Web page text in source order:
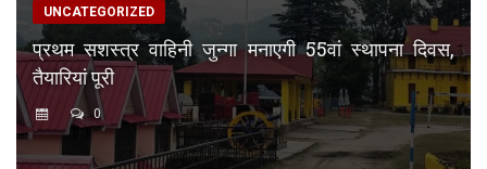
UNCATEGORIZED
प्रथम सशस्त्र वाहिनी जुन्गा मनाएगी 55वां स्थापना दिवस,
तैयारियां पूरी
0